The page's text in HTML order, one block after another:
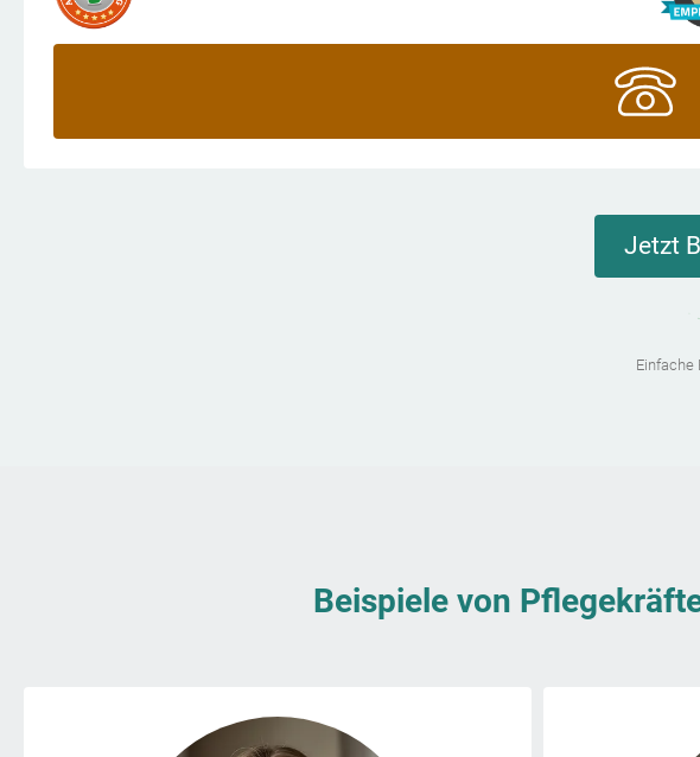
Jetzt
Einfache
Beispiele von